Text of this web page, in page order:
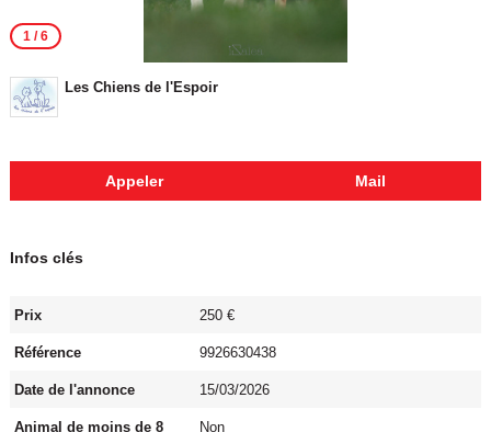
1/ 6
Les Chiens de l'Espoir
Appeler Mail
Infos clés
Prix 250 €
Référence 9926630438
Date de l'annonce 15/03/2026
Animal de moins de 8
Non